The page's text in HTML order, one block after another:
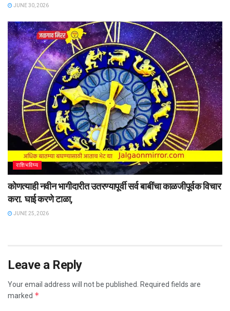
JUNE 30, 2026
राशिभविष्य
कोणत्याही नवीन भागीदारीत उतरण्यापूर्वी सर्व बाबींचा काळजीपूर्वक विचार
करा. घाई करणे टाळा,
JUNE 25, 2026
Leave a Reply
Your email address will not be published.
Required fields are
marked *